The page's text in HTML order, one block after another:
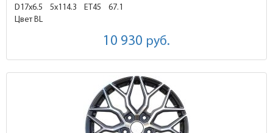
D17x6.5 5x114.3 ET45
67.1
Цвет BL
10 930 руб.